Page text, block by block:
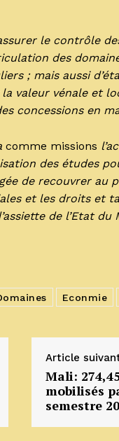
le contrôle
des
; mais aussi
valeur vénale et
concessions en
comme missions
des études
de recouvrer au
et les droits et
de l’Etat du
Econmie
Article
Mali:
mobilisés
semestre